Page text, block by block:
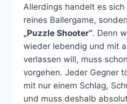
Allerdings handelt es sich
reines Ballergame,
„Puzzle Shooter“. Denn
wieder lebendig und mit
verlassen will, muss
vorgehen. Jeder Gegner
mit nur einem Schlag,
und muss deshalb